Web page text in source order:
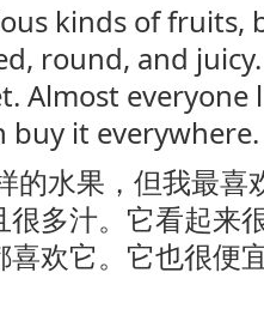
kinds of fruits,
round, and
Almost everyone
buy it everywhere.
的水果，但我最喜
很多汁。它看起来
欢它。它也很便